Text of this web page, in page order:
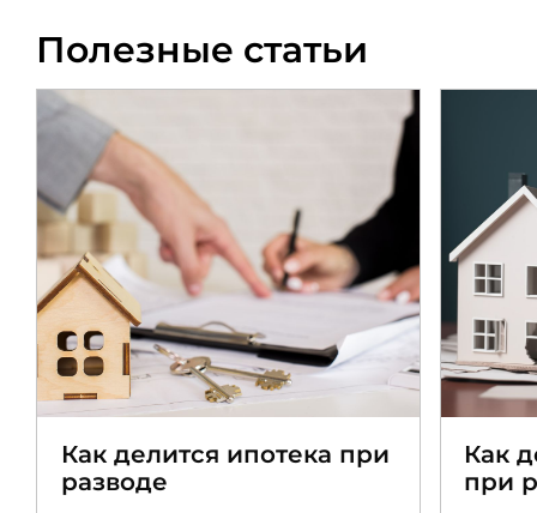
Полезные статьи
Как делится ипотека при
разводе
Как
при